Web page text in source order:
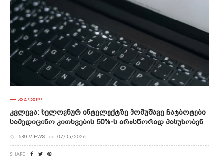
ᲙᲕᲚᲔᲕᲔᲑᲘ
Კვლევა: Ხელოვნურ Ინტელექტზე Მომუშავე Ჩატბოტები
Სამედიცინო Კითხვების 50%-Ს Არასწორად Პასუხობენ
589 VIEWS on 07/05/2026
SHARE